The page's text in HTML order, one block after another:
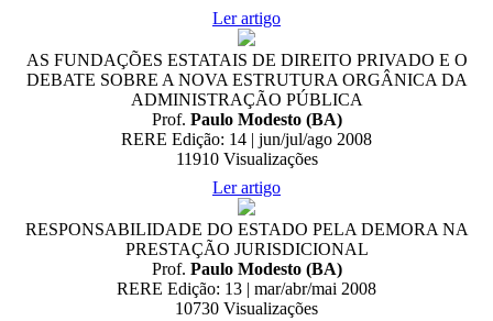
Ler artigo
AS FUNDAÇÕES ESTATAIS DE DIREITO PRIVADO E O
DEBATE SOBRE A NOVA ESTRUTURA ORGÂNICA DA
ADMINISTRAÇÃO PÚBLICA
Prof. Paulo Modesto (BA)
RERE Edição: 14 | jun/jul/ago 2008
11910Visualizações
Ler artigo
RESPONSABILIDADE DO ESTADO PELA DEMORA NA
PRESTAÇÃO JURISDICIONAL
Prof. Paulo Modesto (BA)
RERE Edição: 13 | mar/abr/mai 2008
10730 Visualizações